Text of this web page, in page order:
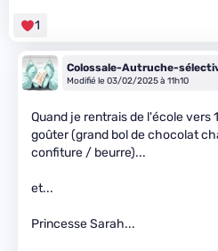
1
Colossale-Autruche-
Modifié le 03/02/2025 à 11h10
Quand je rentrais de l'école vers
goûter (grand bol de chocolat
confiture / beurre)...
et...
Princesse Sarah...